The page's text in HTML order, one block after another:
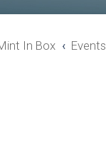
In Box Events